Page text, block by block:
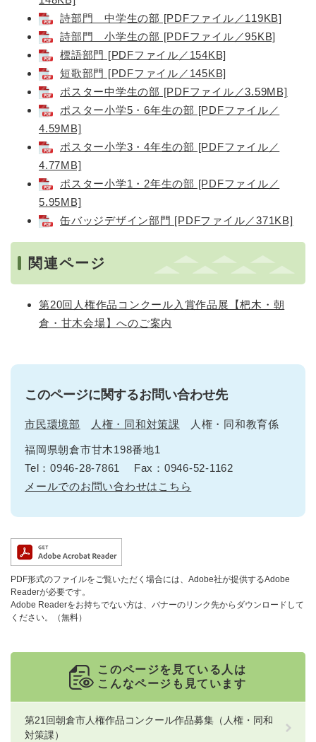
詩部門 中学生の部 [PDFファイル／119KB]
詩部門 小学生の部 [PDFファイル／95KB]
標語部門 [PDFファイル／154KB]
短歌部門 [PDFファイル／145KB]
ポスター中学生の部 [PDFファイル／3.59MB]
ポスター小学5・6年生の部 [PDFファイル／
4.59MB]
ポスター小学3・4年生の部 [PDFファイル／
4.77MB]
ポスター小学1・2年生の部 [PDFファイル／
5.95MB]
缶バッジデザイン部門 [PDFファイル／371KB]
関連ページ
第20回人権作品コンクール入賞作品展【杷木・朝
倉・甘木会場】へのご案内
このページに関するお問い合わせ先
市民環境部 人権・同和対策課 人権・同和教育係
福岡県朝倉市甘木198番地1
Tel：0946-28-7861
Fax：0946-52-1162
メールでのお問い合わせはこちら
PDF形式のファイルをご覧いただく場合には、Adobe社が提供するAdobe
Readerが必要です。
Adobe Readerをお持ちでない方は、バナーのリンク先からダウンロードして
ください。（無料）
このページを見ている人は
こんなページも見ています
第21回朝倉市人権作品コンクール作品募集（人権・同和
対策課）